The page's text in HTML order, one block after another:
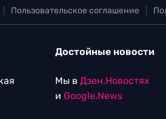
Пользовательское соглашение
Достойные новости
Мы в Дзен.Новостях
и Google.News